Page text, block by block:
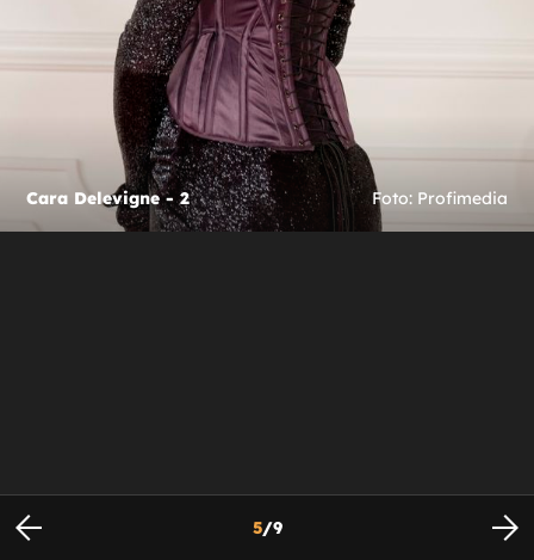
Cara Delevigne - 2 Foto: Profimedia
5/9